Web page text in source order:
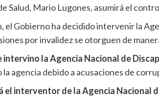
Salud, Mario Lugones, asumirá el
el Gobierno ha decidido intervenir la
por invalidez se otorguen de
intervino la Agencia Nacional de
la agencia debido a acusaciones de
el interventor de la Agencia Nacional